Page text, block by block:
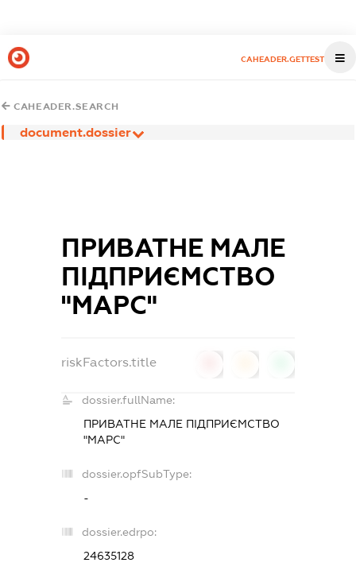
CAHEADER.GETTEST
CAHEADER.SEARCH
document.dossier
ПРИВАТНЕ МАЛЕ
ПІДПРИЄМСТВО
"МАРС"
riskFactors.title
dossier.fullName:
ПРИВАТНЕ МАЛЕ ПІДПРИЄМСТВО
"МАРС"
dossier.opfSubType:
-
dossier.edrpo:
24635128